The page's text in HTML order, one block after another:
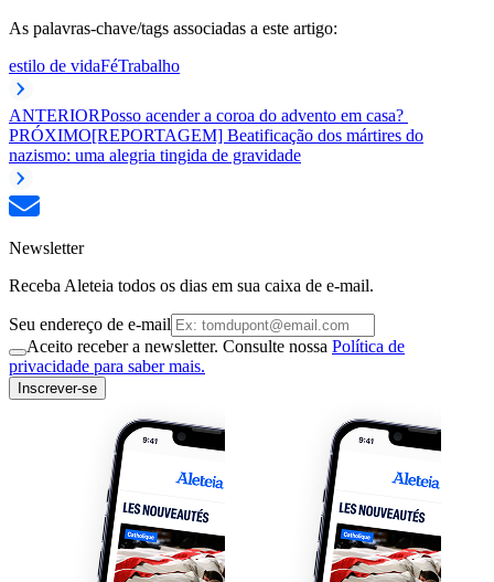
As palavras-chave/tags associadas a este artigo:
estilo de vidaFéTrabalho
ANTERIORPosso acender a coroa do advento em casa?
PRÓXIMO[REPORTAGEM] Beatificação dos mártires do
nazismo: uma alegria tingida de gravidade
Newsletter
Receba Aleteia todos os dias em sua caixa de e-mail.
Seu endereço de e-mail
Aceito receber a newsletter. Consulte nossa Política de
privacidade para saber mais.
Inscrever-se